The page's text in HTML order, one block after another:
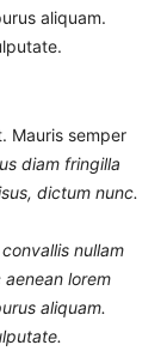
aliquam.
Mauris semper
diam fringilla
dictum nunc.
nullam
lorem
aliquam.